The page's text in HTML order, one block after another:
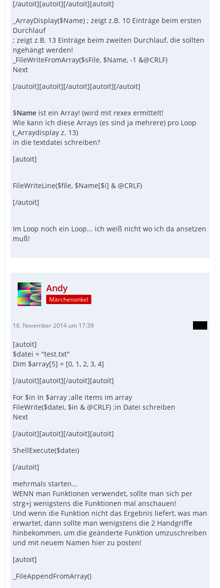
[/autoit][autoit][/autoit][autoit]
_ArrayDisplay($Name) ; zeigt z.B. 10 Einträge beim ersten
Durchlauf
; zeigt z.B. 13 Einträge beim zweiten Durchlauf, die sollten
ngehängt werden!
_FileWriteFromArray($sFile, $Name, -1 &@CRLF)
Next
[/autoit][autoit][/autoit][autoit][/autoit]
$Name ist ein Array! (wird mit rexex ermittelt!
Wie kann ich diese Arrays (es sind ja mehrere) pro Loop
(_Arraydisplay z. 13)
in die textdatei schreiben?
[autoit]
FileWriteLine($file, $Name[$i] & @CRLF)
[/autoit]
Im Loop noch ein Loop... ich weiß nicht wo ich da ansetzen
muß!
Andy
Märchenonkel
16. November 2014 um 17:39
[autoit]
$datei = "test.txt"
Dim $array[5] = [0, 1, 2, 3, 4]
[/autoit][autoit][/autoit][autoit]
For $in In $array ;alle items im array
FileWrite($datei, $in & @CRLF) ;in Datei schreiben
Next
[/autoit][autoit][/autoit][autoit]
ShellExecute($datei)
[/autoit]
mehrmals starten...
WENN man Funktionen verwendet, sollte man sich per
strg+j wenigstens die Funktionen mal anschauen!
Und wenn die Funktion nicht das Ergebnis liefert, was man
erwartet, dann sollte man wenigstens die 2 Handgriffe
hinbekommen, um die geänderte Funktion umzuschreiben
und mit neuem Namen hier zu posten!
[autoit]
_FileAppendFromArray()